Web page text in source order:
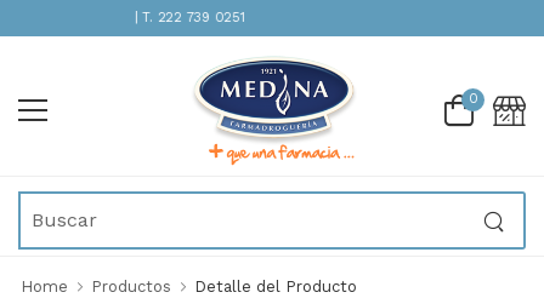
INMEDIATA | T. 222 739 0251
0
Home Productos Detalle del Producto